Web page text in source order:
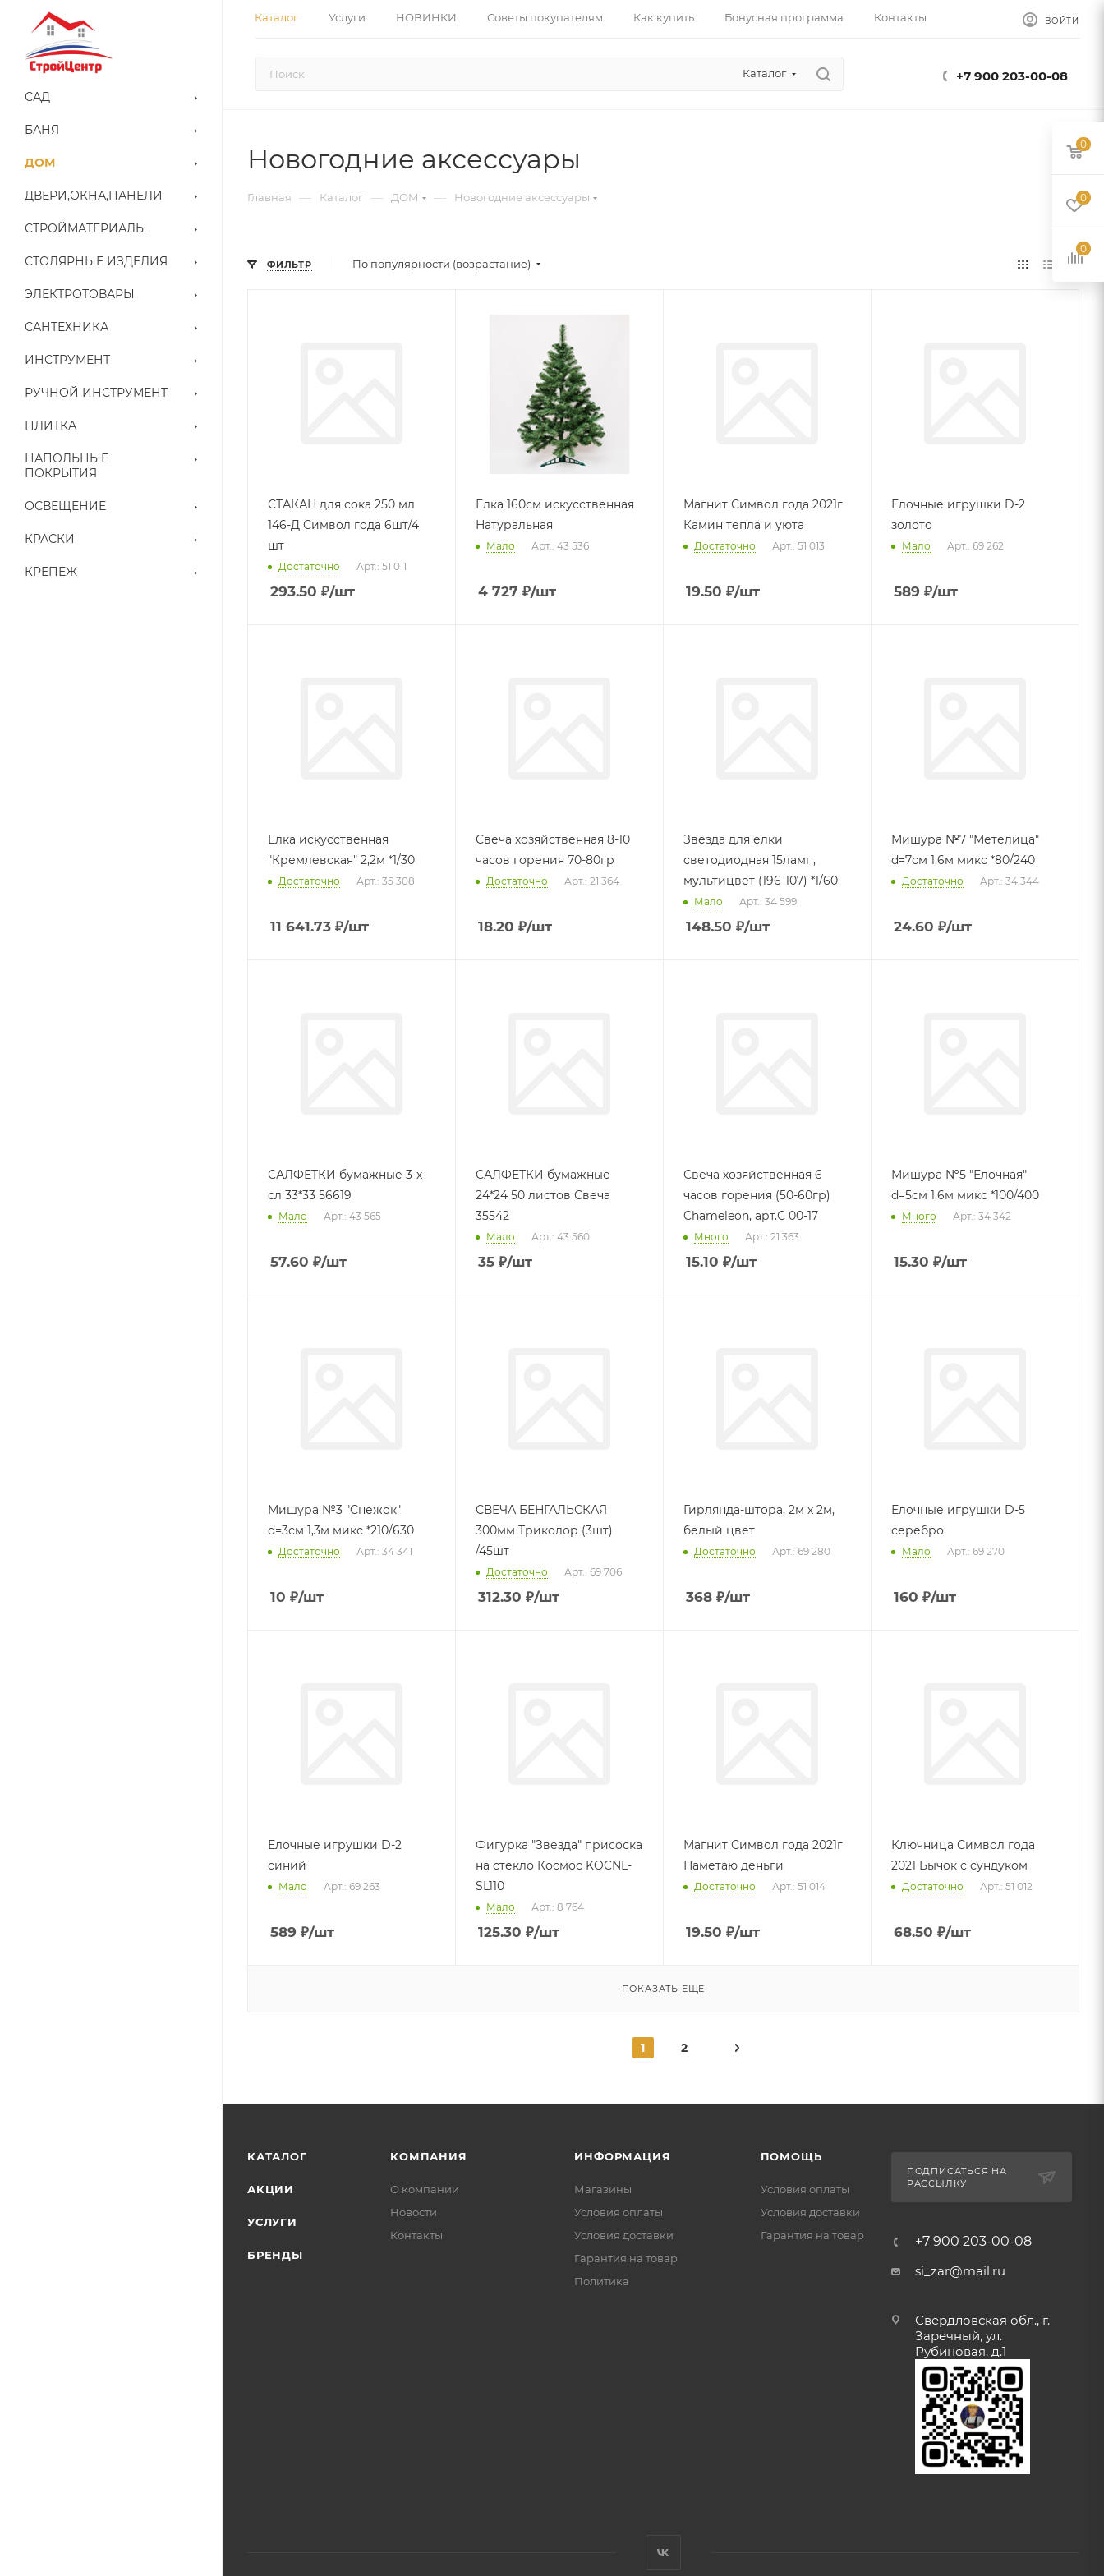
Каталог Услуги НОВИНКИ Советы покупателям Как купить Бонусная программа Контакты ВОЙТИ
Каталог +7 900 203-00-08
САД
БАНЯ
ДОМ
ДВЕРИ,ОКНА,ПАНЕЛИ
СТРОЙМАТЕРИАЛЫ
СТОЛЯРНЫЕ ИЗДЕЛИЯ
ЭЛЕКТРОТОВАРЫ
САНТЕХНИКА
ИНСТРУМЕНТ
РУЧНОЙ ИНСТРУМЕНТ
ПЛИТКА
НАПОЛЬНЫЕ
ПОКРЫТИЯ
ОСВЕЩЕНИЕ
КРАСКИ
КРЕПЕЖ
Новогодние аксессуары
Главная — Каталог — ДОМ — Новогодние аксессуары
ФИЛЬТР По популярности (возрастание)
СТАКАН для сока 250 мл
146-Д Символ года 6шт/4
шт
Достаточно Арт.: 51 011
293.50 ₽/шт
Елка 160см искусственная
Натуральная
Мало Арт.: 43 536
4 727 ₽/шт
Магнит Символ года 2021г
Камин тепла и уюта
Достаточно Арт.: 51 013
19.50 ₽/шт
Елочные игрушки D-2
золото
Мало Арт.: 69 262
589 ₽/шт
Елка искусственная
"Кремлевская" 2,2м *1/30
Достаточно Арт.: 35 308
11 641.73 ₽/шт
Свеча хозяйственная 8-10
часов горения 70-80гр
Достаточно Арт.: 21 364
18.20 ₽/шт
Звезда для елки
светодиодная 15ламп,
мультицвет (196-107) *1/60
Мало Арт.: 34 599
148.50 ₽/шт
Мишура №7 "Метелица"
d=7см 1,6м микс *80/240
Достаточно Арт.: 34 344
24.60 ₽/шт
САЛФЕТКИ бумажные 3-х
сл 33*33 56619
Мало Арт.: 43 565
57.60 ₽/шт
САЛФЕТКИ бумажные
24*24 50 листов Свеча
35542
Мало Арт.: 43 560
35 ₽/шт
Свеча хозяйственная 6
часов горения (50-60гр)
Chameleon, арт.С 00-17
Много Арт.: 21 363
15.10 ₽/шт
Мишура №5 "Елочная"
d=5см 1,6м микс *100/400
Много Арт.: 34 342
15.30 ₽/шт
Мишура №3 "Снежок"
d=3см 1,3м микс *210/630
Достаточно Арт.: 34 341
10 ₽/шт
СВЕЧА БЕНГАЛЬСКАЯ
300мм Триколор (3шт)
/45шт
Достаточно Арт.: 69 706
312.30 ₽/шт
Гирлянда-штора, 2м х 2м,
белый цвет
Достаточно Арт.: 69 280
368 ₽/шт
Елочные игрушки D-5
серебро
Мало Арт.: 69 270
160 ₽/шт
Елочные игрушки D-2
синий
Мало Арт.: 69 263
589 ₽/шт
Фигурка "Звезда" присоска
на стекло Космос KOCNL-
SL110
Мало Арт.: 8 764
125.30 ₽/шт
Магнит Символ года 2021г
Наметаю деньги
Достаточно Арт.: 51 014
19.50 ₽/шт
Ключница Символ года
2021 Бычок с сундуком
Достаточно Арт.: 51 012
68.50 ₽/шт
ПОКАЗАТЬ ЕЩЕ
1 2
КАТАЛОГ
АКЦИИ
УСЛУГИ
БРЕНДЫ
КОМПАНИЯ
О компании
Новости
Контакты
ИНФОРМАЦИЯ
Магазины
Условия оплаты
Условия доставки
Гарантия на товар
Политика
ПОМОЩЬ
Условия оплаты
Условия доставки
Гарантия на товар
ПОДПИСАТЬСЯ НА
РАССЫЛКУ
+7 900 203-00-08
si_zar@mail.ru
Свердловская обл., г.
Заречный, ул.
Рубиновая, д.1
0
0
0